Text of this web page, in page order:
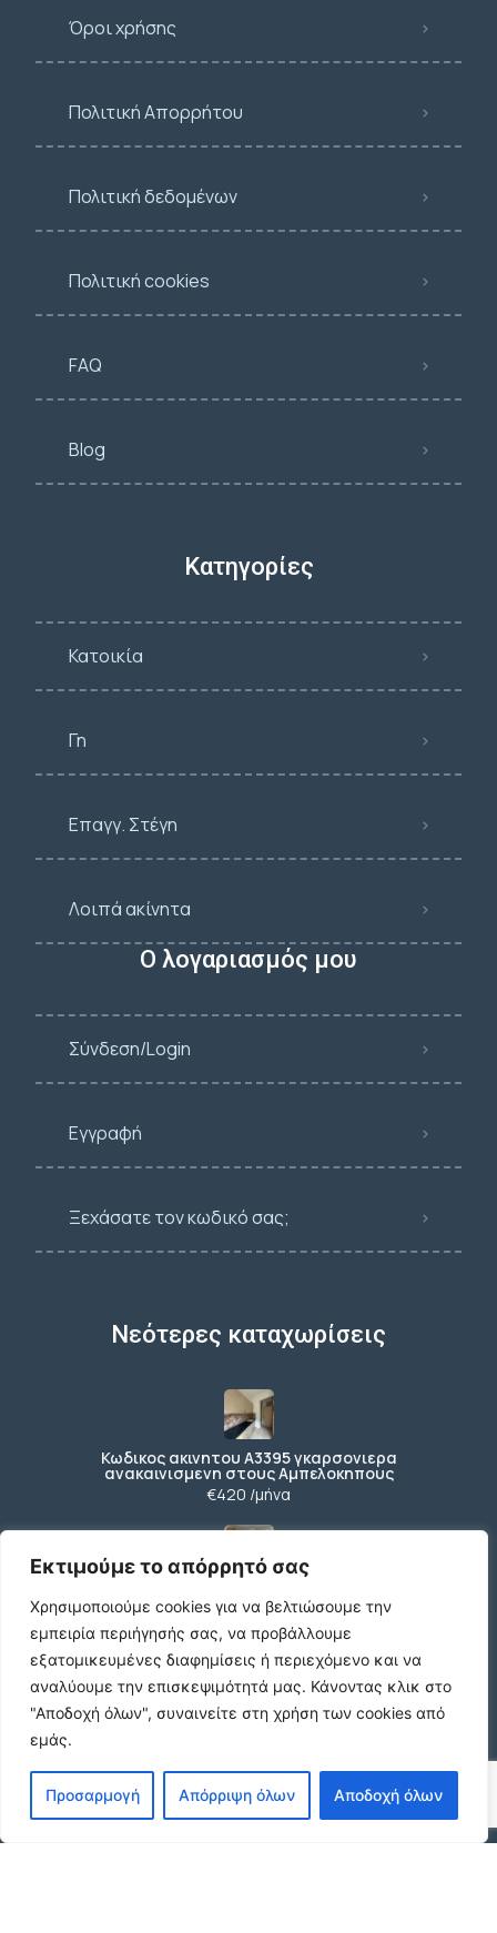
Εκτιμούμε το απόρρητό σας
Χρησιμοποιούμε cookies για να βελτιώσουμε την
εμπειρία περιήγησής σας, να προβάλλουμε
εξατομικευμένες διαφημίσεις ή περιεχόμενο και να
αναλύουμε την επισκεψιμότητά μας. Κάνοντας κλικ στο
"Αποδοχή όλων", συναινείτε στη χρήση των cookies από
εμάς.
Προσαρμογή Απόρριψη όλων Αποδοχή όλων
Όροι χρήσης
Πολιτική Απορρήτου
Πολιτική δεδομένων
Πολιτική cookies
FAQ
Blog
Κατηγορίες
Κατοικία
Γη
Επαγγ. Στέγη
Λοιπά ακίνητα
Ο λογαριασμός μου
Σύνδεση/Login
Εγγραφή
Ξεχάσατε τον κωδικό σας;
Νεότερες καταχωρίσεις
Κωδικος ακινητου Α3395 γκαρσονιερα
ανακαινισμενη στους Αμπελοκηπους
€420 /μήνα
Αμπελοκηπους
€550 /μήνα
Κωδικος ακινητου 21490 διαμερισμα στην